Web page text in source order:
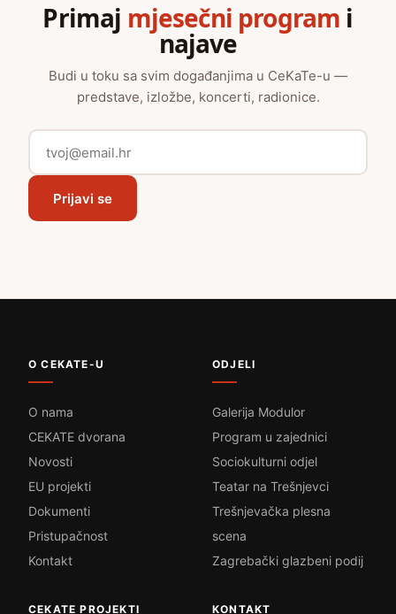
Primaj mjesečni program i
najave
Budi u toku sa svim događanjima u CeKaTe-u —
predstave, izložbe, koncerti, radionice.
Prijavi se
O CEKATE-U
O nama
CEKATE dvorana
Novosti
EU projekti
Dokumenti
Pristupačnost
Kontakt
ODJELI
Galerija Modulor
Program u zajednici
Sociokulturni odjel
Teatar na Trešnjevci
Trešnjevačka plesna
scena
Zagrebački glazbeni podij
CEKATE PROJEKTI KONTAKT